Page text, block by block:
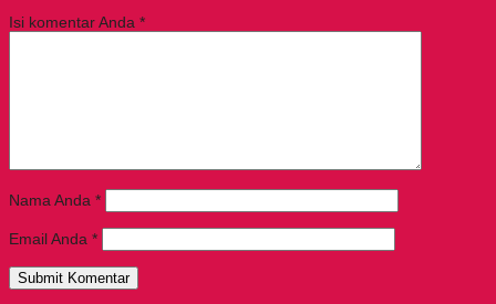
Isi komentar Anda *
Nama Anda *
Email Anda *